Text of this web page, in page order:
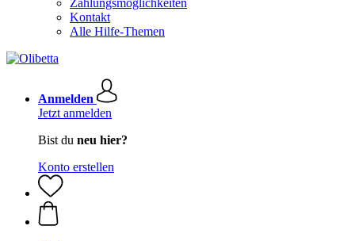
Zahlungsmöglichkeiten
Kontakt
Alle Hilfe-Themen
Anmelden
Jetzt anmelden
Bist du neu hier?
Konto erstellen